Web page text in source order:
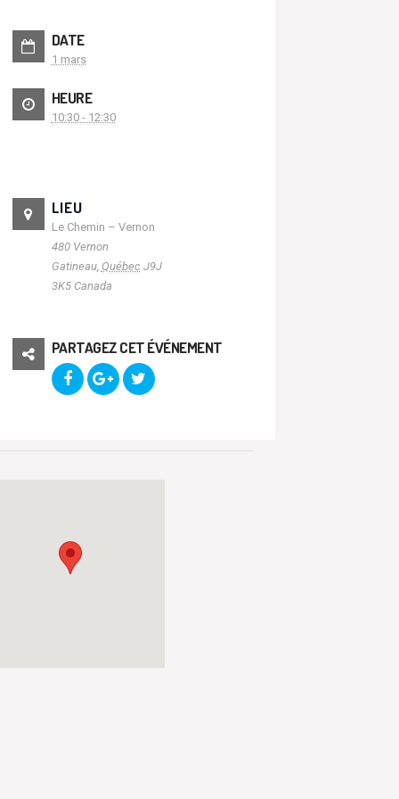
DATE
1 mars
HEURE
10:30 - 12:30
LIEU
Le Chemin – Vernon
480 Vernon
Gatineau, Québec J9J
3K5 Canada
PARTAGEZ CET ÉVÉNEMENT